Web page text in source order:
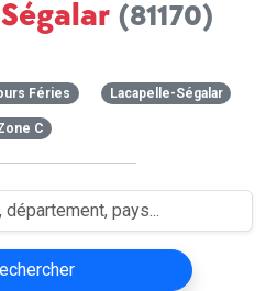
(81170)
Féries Lacapelle-Ségalar
C